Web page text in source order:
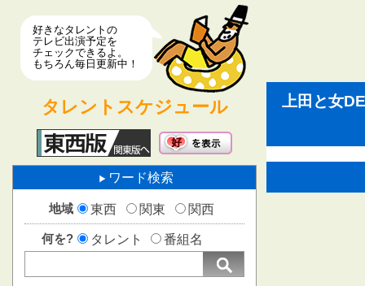
好きなタレントの
テレビ出演予定を
チェックできるよ。
もちろん毎日更新中！
タレントスケジュール
ワード検索
地域 東西 関東 関西
何を? タレント 番組名
上田と女